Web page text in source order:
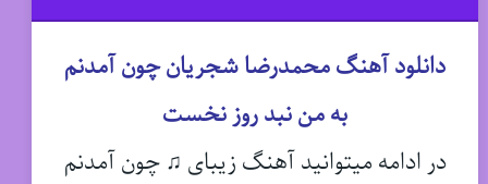
دانلود آهنگ محمدرضا شجریان چون آمدنم
به من نبد روز نخست
در ادامه میتوانید آهنگ زیبای ♫ چون آمدنم